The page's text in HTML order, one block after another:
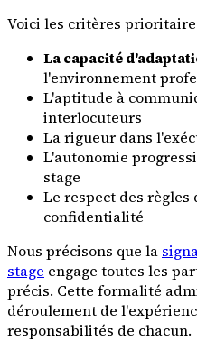
Voici les critères
La capacité
l'environnement
L'aptitude à
interlocuteurs
La rigueur dans
L'autonomie
stage
Le respect des règles
confidentialité
Nous précisons que la
stage engage toutes les
précis. Cette formalité
déroulement de
responsabilités de chacun.